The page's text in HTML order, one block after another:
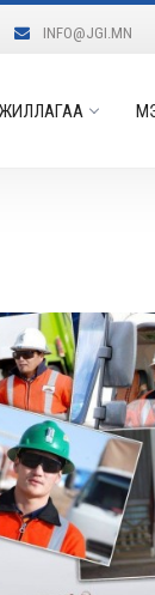
INFO@JGI.MN